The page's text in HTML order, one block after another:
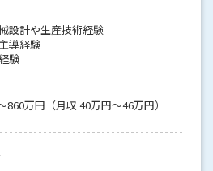
設計や生産技術経験
導経験
験
860万円（月収 40万円～46万円）